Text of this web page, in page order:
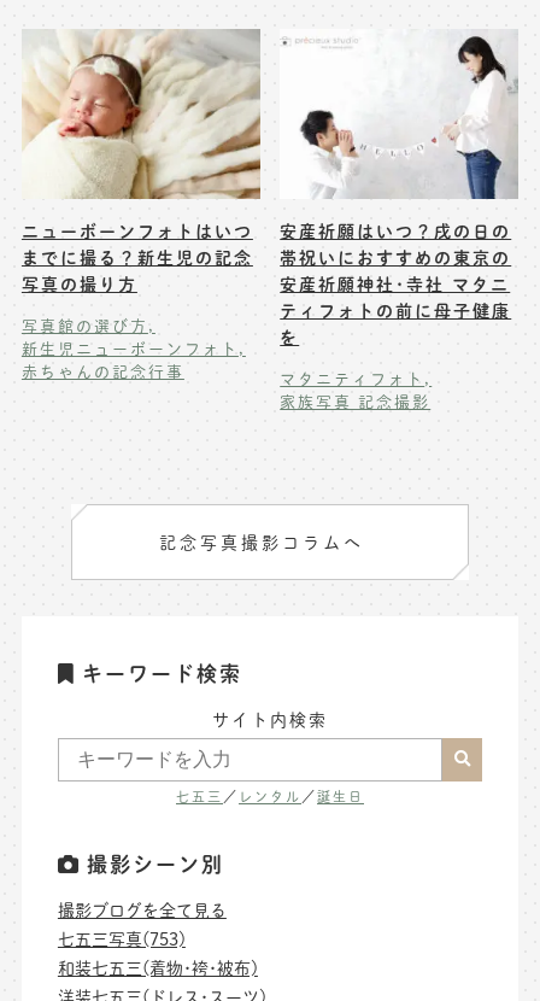
ニューボーンフォトはいつ
までに撮る？新生児の記念
写真の撮り方
写真館の選び方
新生児ニューボーンフォト
赤ちゃんの記念行事
安産祈願はいつ？戌の日の
帯祝いにおすすめの東京の
安産祈願神社･寺社 マタニ
ティフォトの前に母子健康
を
マタニティフォト
家族写真 記念撮影
記念写真撮影コラムへ
キーワード検索
サイト内検索
七五三 ／ レンタル ／誕生日
撮影シーン別
撮影ブログを全て見る
七五三写真(753)
和装七五三(着物･袴･被布)